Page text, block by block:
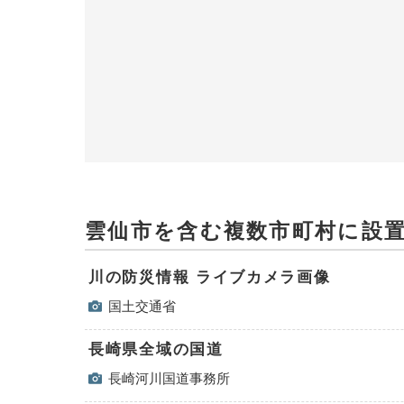
雲仙市を含む複数市町村に設
川の防災情報 ライブカメラ画像
国土交通省
長崎県全域の国道
長崎河川国道事務所